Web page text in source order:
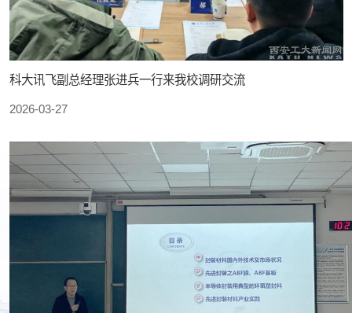
科大讯飞副总经理张进兵一行来我校调研交流
2026-03-27